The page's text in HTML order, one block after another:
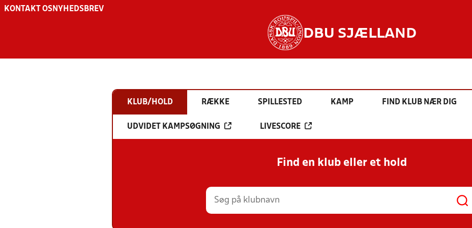
KONTAKT OS NYHEDSBREV
DBU SJÆLLAND
KLUB/HOLD RÆKKE SPILLESTED KAMP FIND KLUB NÆR DIG
UDVIDET KAMPSØGNING LIVESCORE
Find en klub eller et hold